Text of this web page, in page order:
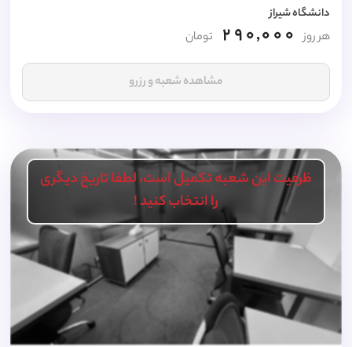
دانشگاه شیراز
هر روز 290,000 تومان
مشاهده شعبه و رزرو
ظرفیت این شعبه تکمیل است، لطفا تاریخ دیگری
را انتخاب کنید !